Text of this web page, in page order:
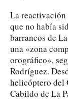
La reactivación
que no había
barrancos de
una «zona
orográfico»,
Rodríguez.
helicóptero del
Cabildo de La